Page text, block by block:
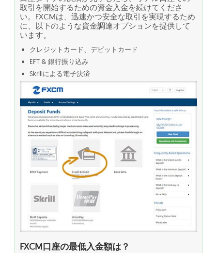
取引を開始するための資金入金を続けてくださ
い。FXCMは、迅速かつ安全な取引を実現するため
に、以下のような資金調達オプションを提供して
います。
クレジットカード、デビットカード
EFT & 銀行振り込み
Skrillによる電子決済
FXCM口座の最低入金額は？